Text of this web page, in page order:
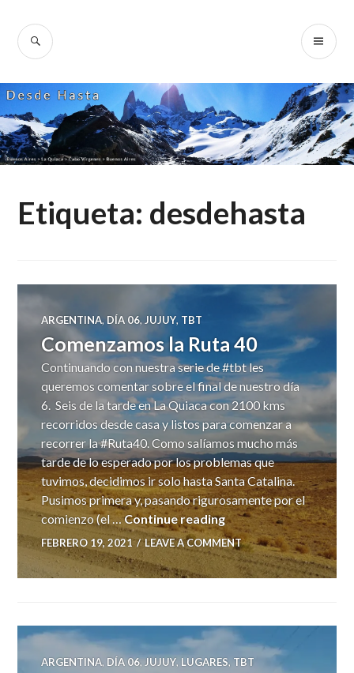
content
SEARCH
Etiqueta: desdehasta
ARGENTINA,DÍA 06, JUJUY, TBT
Comenzamos la Ruta 40
Continuando con nuestra serie de #tbt les
queremos comentar sobre el final de nuestro día
6. Seis de la tarde en La Quiaca con 2100 kms
recorridos desde casa y listos para comenzar a
recorrer la #Ruta40. Como salíamos mucho más
tarde de lo esperado por los problemas que
tuvimos, decidimos ir solo hasta Santa Catalina.
Pusimos primera y, pasando rigurosamente por el
comienzo (el …Continue readingComenzamos la Ruta
FEBRERO 19, 2021 LEAVE A COMMENT
ARGENTINA, DÍA 06,JUJUY, LUGARES,TBT